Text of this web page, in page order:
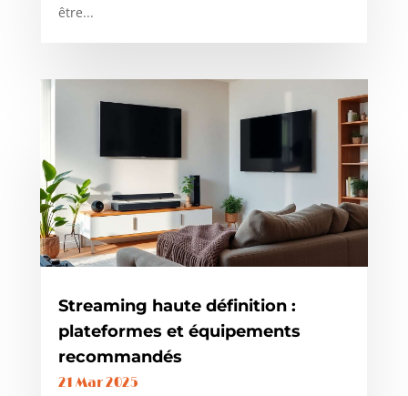
être...
Streaming haute définition :
plateformes et équipements
recommandés
21 Mar 2025